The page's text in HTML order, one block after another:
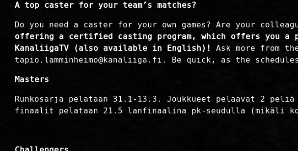
A top caster for your team’s matches?
Do you need a caster for your own games? Are your
offering a certified casting program, which offers you a
KanaliigaTV (also available in English)!
Ask more from
tapio.lamminheimo@kanaliiga.fi. Be quick, as the
Masters
Runkosarja pelataan 31.1-13.3. Joukkueet pelaavat 2
finaalit pelataan 21.5 lanfinaalina pk-seudulla (mikäli